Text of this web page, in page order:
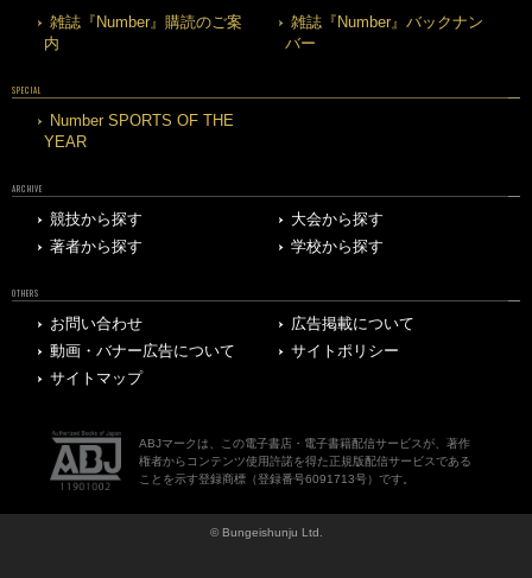
雑誌『Number』購読のご案
内
雑誌『Number』バックナン
バー
SPECIAL
Number SPORTS OF THE
YEAR
ARCHIVE
競技から探す
大会から探す
著者から探す
学校から探す
OTHERS
お問い合わせ
広告掲載について
動画・バナー広告について
サイトポリシー
サイトマップ
ABJマークは、この電子書店・電子書籍配信サービスが、著作
権者からコンテンツ使用許諾を得た正規版配信サービスである
ことを示す登録商標（登録番号6091713号）です。
© Bungeishunju Ltd.